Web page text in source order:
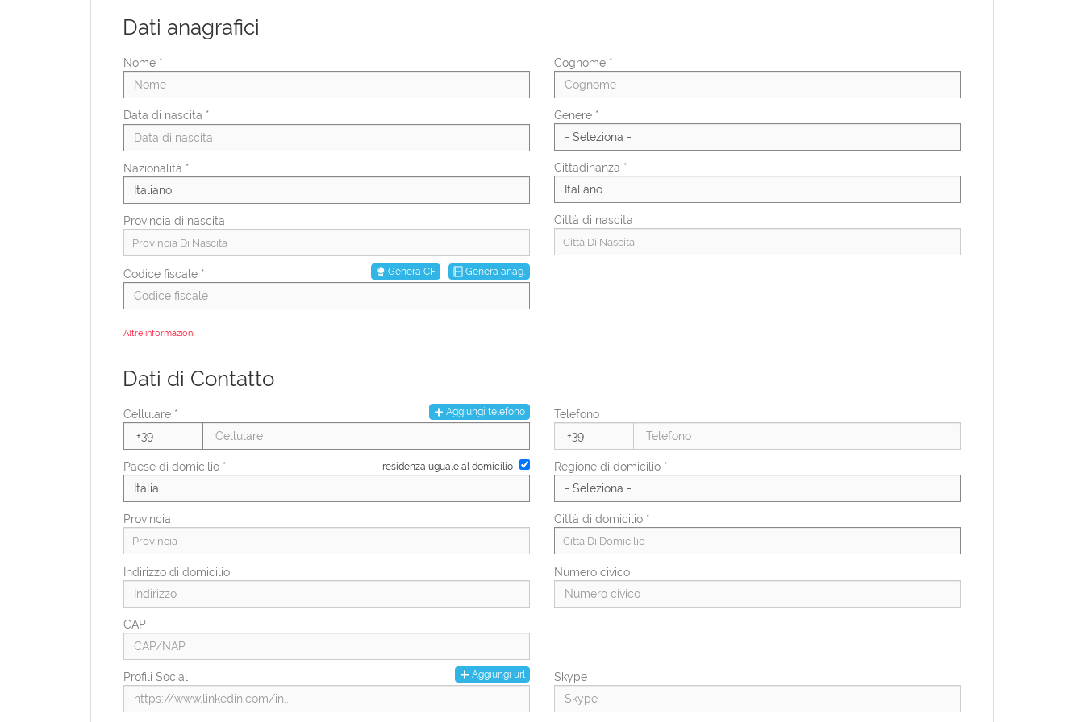
Dati anagrafici
Nome *
Data di nascita *
Nazionalità *
Provincia di nascita
Provincia Di Nascita
Codice fiscale * Genera anag.
Genera CF
Cognome *
Genere *
Cittadinanza *
Città di nascita
Città Di Nascita
Altre informazioni
Stato civile
Condizioni di svantaggio
Numero di figli
PAL
Dati di Contatto
Cellulare * Aggiungi telefono Telefono
Paese di domicilio * residenza uguale al domicilio
Provincia
Provincia
Indirizzo di domicilio
CAP
Regione di domicilio *
Città di domicilio *
Città Di Domicilio
Numero civico
Paese di residenza * Regione di residenza *
Profili Social Aggiungi url Skype